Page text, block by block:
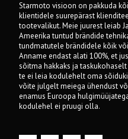
Starmoto visioon on pakkuda
klientidele suurepärast
tootevalikut. Meie juurest leiab
Ameerika tuntud brändide
tundmatutele brändidele kõik
Anname endast alati 100%, et
sõitma hakkaks ja
te ei leia kodulehelt oma
võite julgelt meiega ühendust
enamus Euroopa
kodulehel ei pruugi olla.